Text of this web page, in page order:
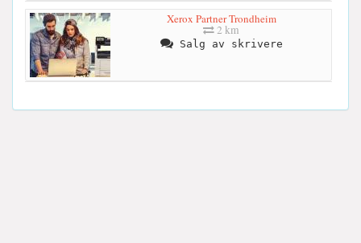
Xerox Partner Trondheim
2 km
Salg av skrivere